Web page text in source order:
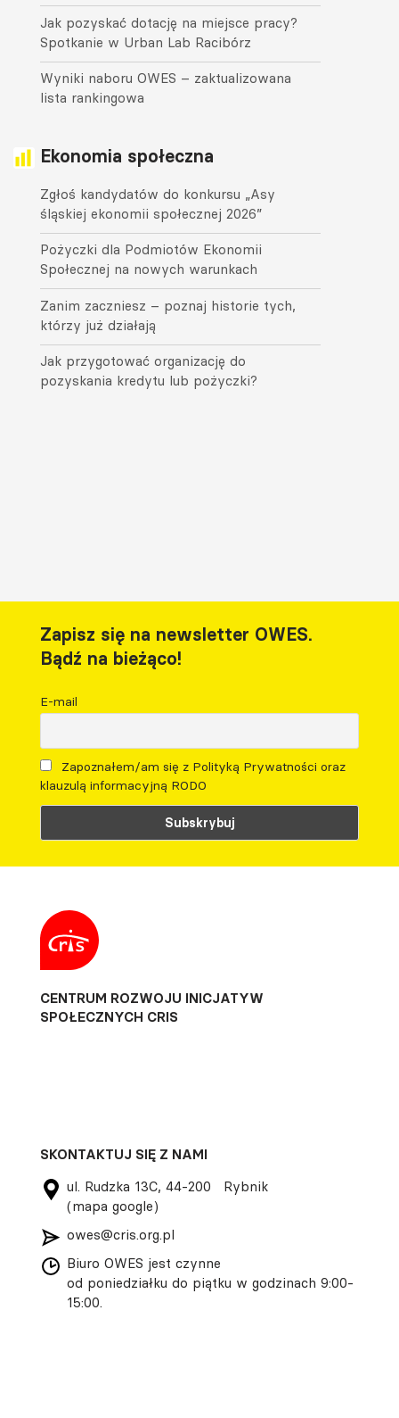
Jak pozyskać dotację na miejsce pracy?
Spotkanie w Urban Lab Racibórz
Wyniki naboru OWES – zaktualizowana
lista rankingowa
Ekonomia społeczna
Zgłoś kandydatów do konkursu „Asy
śląskiej ekonomii społecznej 2026”
Pożyczki dla Podmiotów Ekonomii
Społecznej na nowych warunkach
Zanim zaczniesz – poznaj historie tych,
którzy już działają
Jak przygotować organizację do
pozyskania kredytu lub pożyczki?
Zapisz się na newsletter OWES.
Bądź na bieżąco!
E-mail
Zapoznałem/am się z Polityką Prywatności oraz
klauzulą informacyjną RODO
CENTRUM ROZWOJU INICJATYW
SPOŁECZNYCH CRIS
SKONTAKTUJ SIĘ Z NAMI
ul. Rudzka 13C, 44-200 Rybnik
(mapa google)
owes@cris.org.pl
Biuro OWES jest czynne
od poniedziałku do piątku w godzinach 9:00-
15:00.